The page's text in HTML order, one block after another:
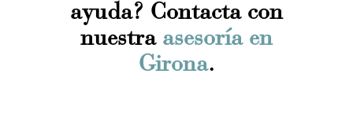
ayuda? Contacta con
nuestraasesoría en
Girona.